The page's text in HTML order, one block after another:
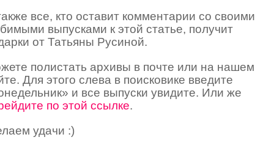
все, кто оставит комментарии со своими
выпусками к этой статье, получит
от Татьяны Русиной.
полистать архивы в почте или на нашем
Для этого слева в поисковике введите
и все выпуски увидите. Или же
по этой ссылке.
удачи :)